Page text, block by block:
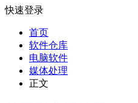
快速登录
首页
软件仓库
电脑软件
媒体处理
正文